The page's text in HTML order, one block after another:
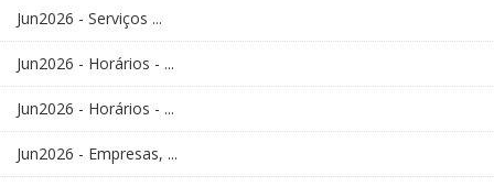
Jun2026 - Serviços ...
Jun2026 - Horários - ...
Jun2026 - Horários - ...
Jun2026 - Empresas, ...